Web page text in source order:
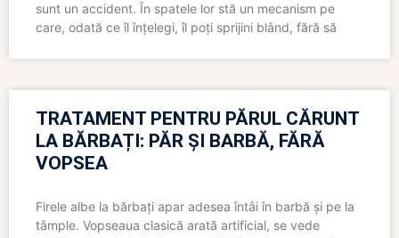
sunt un accident. În spatele lor stă un mecanism pe
care, odată ce îl înțelegi, îl poți sprijini blând, fără să
TRATAMENT PENTRU PĂRUL CĂRUNT
LA BĂRBAȚI: PĂR ȘI BARBĂ, FĂRĂ
VOPSEA
Firele albe la bărbați apar adesea întâi în barbă și pe la
tâmple. Vopseaua clasică arată artificial, se vede